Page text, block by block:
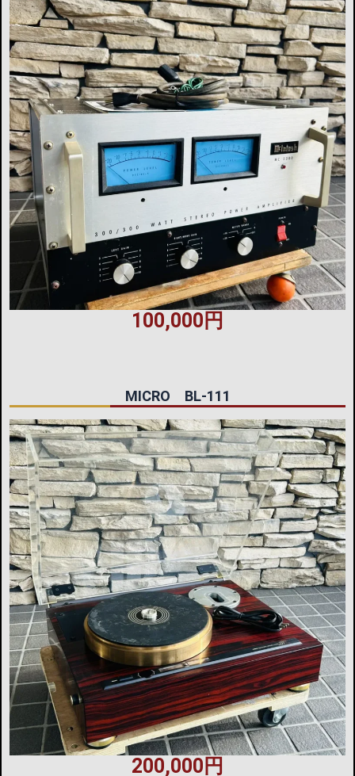
100,000円
MICRO BL-111
200,000円